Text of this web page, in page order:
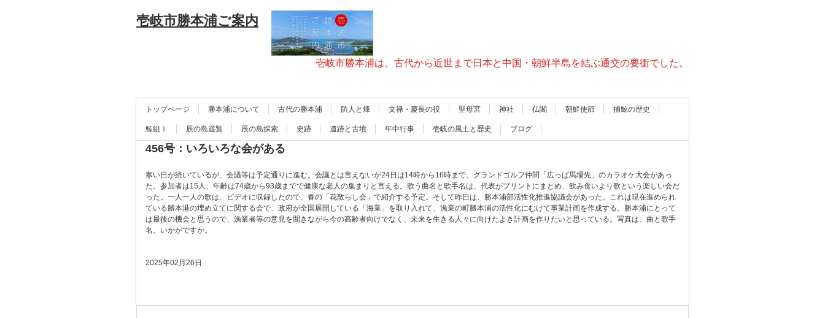
壱岐市勝本浦ご案内
壱岐市勝本浦は、古代から近世まで日本と中国・朝鮮半島を結ぶ通交の要衝でした。
トップページ 勝本浦について 古代の勝本浦 防人と烽 文禄・慶長の役 聖母宮 神社 仏閣 朝鮮使節 捕鯨の歴史
鯨組Ⅰ 辰の島遊覧 辰の島探索 史跡 遺跡と古墳 年中行事 壱岐の風土と歴史 ブログ
456号：いろいろな会がある
寒い日が続いているが、会議等は予定通りに進む。会議とは言えないが24日は14時から16時まで、グランドゴルフ仲間「広っぱ馬場先」のカラオケ大会があっ
た。参加者は15人、年齢は74歳から93歳までで健康な老人の集まりと言える。歌う曲名と歌手名は、代表がプリントにまとめ、飲み食いより歌という楽しい会だ
った。一人一人の歌は、ビデオに収録したので、春の「花散らし会」で紹介する予定。そして昨日は、勝本浦部活性化推進協議会があった。これは現在進められ
ている勝本港の埋め立てに関する会で、政府が全国展開している「海業」を取り入れて、漁業の町勝本浦の活性化にむけて事業計画を作成する。勝本浦にとって
は最後の機会と思うので、漁業者等の意見を聞きながら今の高齢者向けでなく、未来を生きる人々に向けたよき計画を作りたいと思っている。写真は、曲と歌手
名。いかがですか。
2025年02月26日